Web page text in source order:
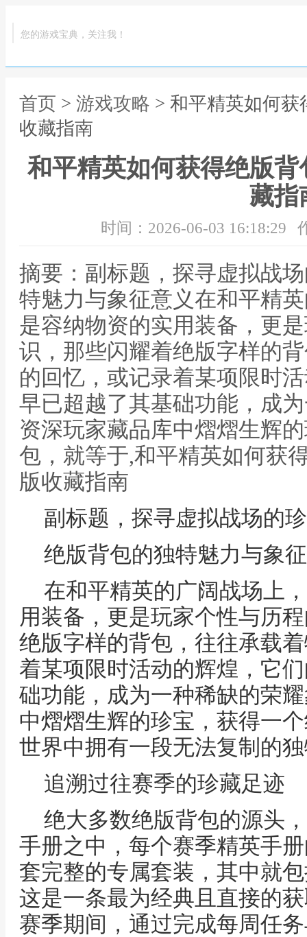
您的游戏宝典，关注我！
首页 > 游戏攻略 > 和平精英如何
收藏指南
和平精英如何获得绝版
藏指
时间：2026-06-03 16:18:29
摘要：副标题，探寻虚拟战
特魅力与象征意义在和平精
是容纳物资的实用装备，更
识，那些闪耀着绝版字样的
的回忆，或记录着某项限时
早已超越了其基础功能，成
资深玩家藏品库中熠熠生辉
包，就等于,和平精英如何获
版收藏指南
副标题，探寻虚拟战场的
绝版背包的独特魅力与象
在和平精英的广阔战场上
用装备，更是玩家个性与历
绝版字样的背包，往往承载
着某项限时活动的辉煌，它
础功能，成为一种稀缺的荣
中熠熠生辉的珍宝，获得一
世界中拥有一段无法复制的
追溯过往赛季的珍藏足迹
绝大多数绝版背包的源头
手册之中，每个赛季精英手
套完整的专属套装，其中就
这是一条最为经典且直接的
赛季期间，通过完成每周任